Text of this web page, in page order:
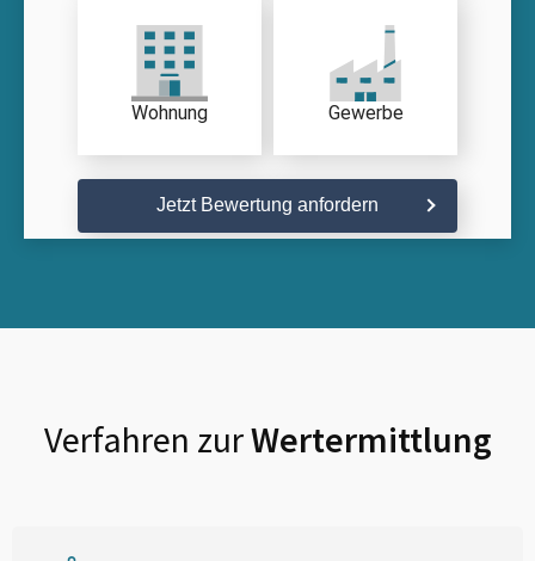
Wohnung Gewerbe
Jetzt Bewertung anfordern
Verfahren zurWertermittlung